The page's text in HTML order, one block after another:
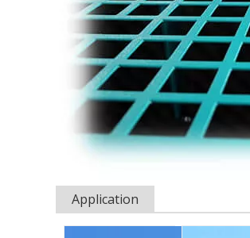
Application